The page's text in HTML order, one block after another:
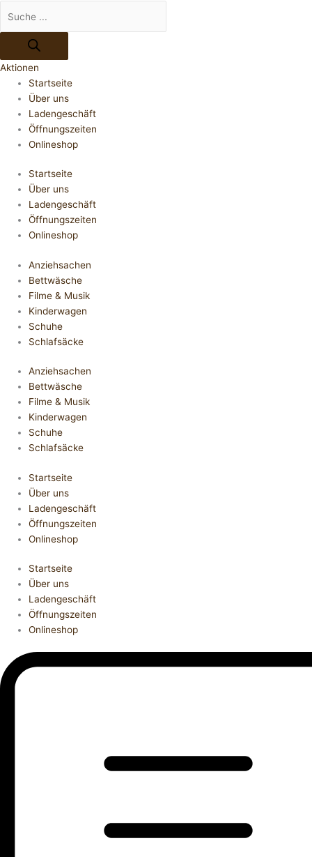
Aktionen
Startseite
Über uns
Ladengeschäft
Öffnungszeiten
Onlineshop
Startseite
Über uns
Ladengeschäft
Öffnungszeiten
Onlineshop
Anziehsachen
Bettwäsche
Filme & Musik
Kinderwagen
Schuhe
Schlafsäcke
Anziehsachen
Bettwäsche
Filme & Musik
Kinderwagen
Schuhe
Schlafsäcke
Startseite
Über uns
Ladengeschäft
Öffnungszeiten
Onlineshop
Startseite
Über uns
Ladengeschäft
Öffnungszeiten
Onlineshop